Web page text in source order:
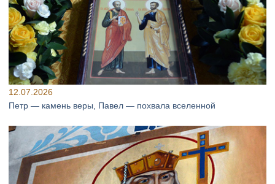
12.07.2026
Петр — камень веры, Павел — похвала вселенной